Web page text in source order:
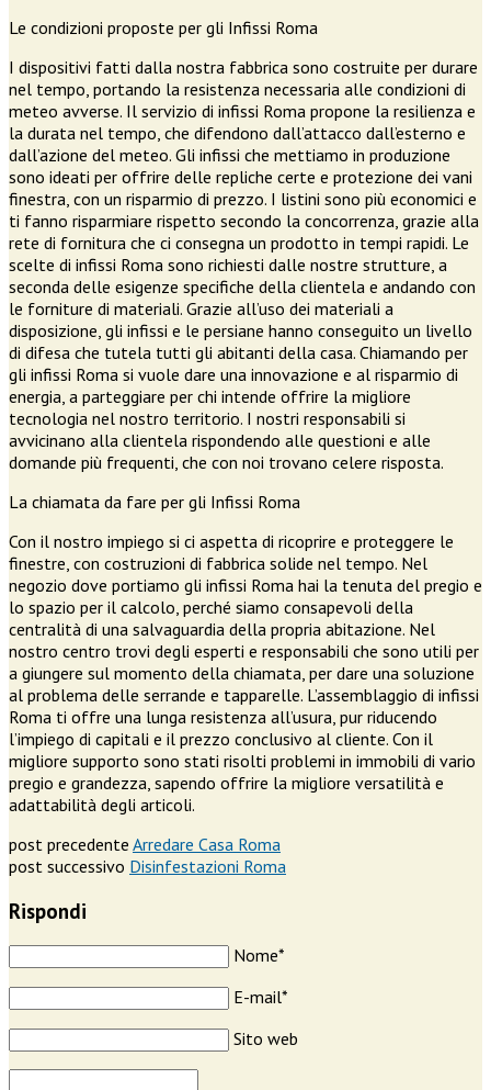
Le condizioni proposte per gli Infissi Roma
I dispositivi fatti dalla nostra fabbrica sono costruite per durare
nel tempo, portando la resistenza necessaria alle condizioni di
meteo avverse. Il servizio di infissi Roma propone la resilienza e
la durata nel tempo, che difendono dall’attacco dall’esterno e
dall’azione del meteo. Gli infissi che mettiamo in produzione
sono ideati per offrire delle repliche certe e protezione dei vani
finestra, con un risparmio di prezzo. I listini sono più economici e
ti fanno risparmiare rispetto secondo la concorrenza, grazie alla
rete di fornitura che ci consegna un prodotto in tempi rapidi. Le
scelte di infissi Roma sono richiesti dalle nostre strutture, a
seconda delle esigenze specifiche della clientela e andando con
le forniture di materiali. Grazie all’uso dei materiali a
disposizione, gli infissi e le persiane hanno conseguito un livello
di difesa che tutela tutti gli abitanti della casa. Chiamando per
gli infissi Roma si vuole dare una innovazione e al risparmio di
energia, a parteggiare per chi intende offrire la migliore
tecnologia nel nostro territorio. I nostri responsabili si
avvicinano alla clientela rispondendo alle questioni e alle
domande più frequenti, che con noi trovano celere risposta.
La chiamata da fare per gli Infissi Roma
Con il nostro impiego si ci aspetta di ricoprire e proteggere le
finestre, con costruzioni di fabbrica solide nel tempo. Nel
negozio dove portiamo gli infissi Roma hai la tenuta del pregio e
lo spazio per il calcolo, perché siamo consapevoli della
centralità di una salvaguardia della propria abitazione. Nel
nostro centro trovi degli esperti e responsabili che sono utili per
a giungere sul momento della chiamata, per dare una soluzione
al problema delle serrande e tapparelle. L’assemblaggio di infissi
Roma ti offre una lunga resistenza all’usura, pur riducendo
l’impiego di capitali e il prezzo conclusivo al cliente. Con il
migliore supporto sono stati risolti problemi in immobili di vario
pregio e grandezza, sapendo offrire la migliore versatilità e
adattabilità degli articoli.
post precedente Arredare Casa Roma
post successivo Disinfestazioni Roma
Rispondi
Nome*
E-mail*
Sito web